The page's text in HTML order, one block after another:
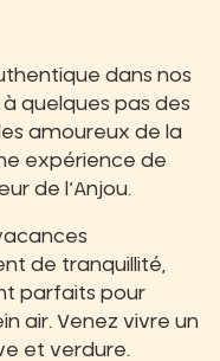
dans nos
quelques pas des
amoureux de la
expérience de
de l’Anjou.
de tranquillité,
parfaits pour
air. Venez vivre un
et verdure.